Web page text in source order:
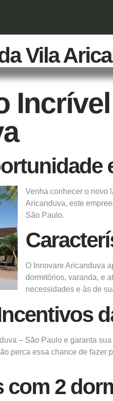
Vila
Venha conhecer o novo
Aricanduva, este
São Paulo.
O Innovare Aricanduva
dormitórios, varanda, e
necessidades e às de
– São Paulo e garanta
perca essa chance de fazer
com 2